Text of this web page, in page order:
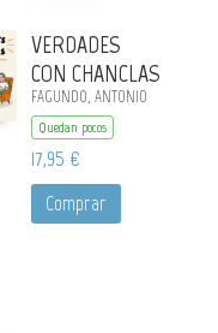
VERDADES
CON CHANCLAS
FAGUNDO, ANTONIO
Quedan pocos
17,95 €
Comprar